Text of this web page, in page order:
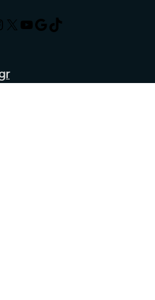
X YouTube
Google
TikTok